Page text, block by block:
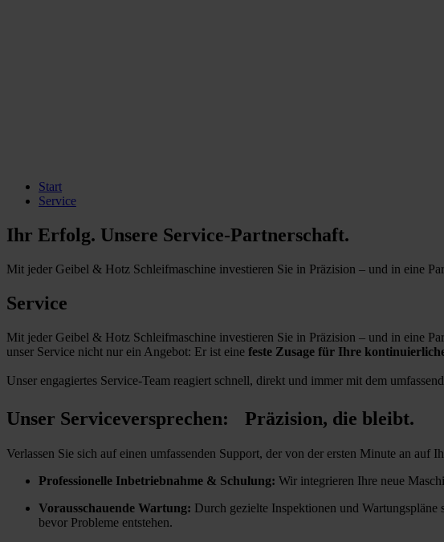
Start
Service
Ihr Erfolg. Unsere Service-Partnerschaft.
Mit jeder Geibel & Hotz Schleifmaschine investieren Sie in Präzision – und in eine
Service
Mit jeder Geibel & Hotz Schleifmaschine investieren Sie in Präzision – und in eine
unser Service nicht nur ein Angebot: Er ist eine feste Zusage für Ihre
Unser engagiertes Service-Team reagiert schnell, direkt und immer mit dem
Unser Serviceversprechen: Präzision, die bleibt.
Verlassen Sie sich auf einen umfassenden Support, der von der ersten Minute an auf
Professionelle Inbetriebnahme & Schulung: Wir integrieren Ihre neue
Vorausschauende Wartung: Durch gezielte Inspektionen und
bevor Probleme entstehen.